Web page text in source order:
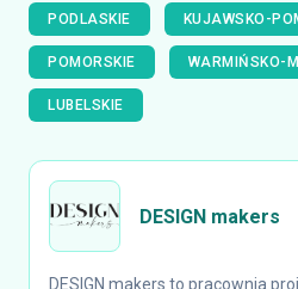
PODLASKIE KUJAWSKO-
POMORSKIE WARMIŃSKO-
LUBELSKIE
DESIGN makers
DESIGN makers to pracownia